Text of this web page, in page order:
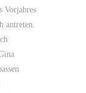
Vorjahres
antreten.